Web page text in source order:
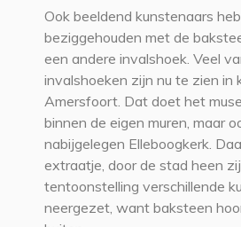
Ook beeldend kunstenaars
beziggehouden met de
een andere invalshoek. Veel
invalshoeken zijn nu te zien in
Amersfoort. Dat doet het
binnen de eigen muren, maar
nabijgelegen Elleboogkerk.
extraatje, door de stad heen
tentoonstelling verschillende
neergezet, want baksteen